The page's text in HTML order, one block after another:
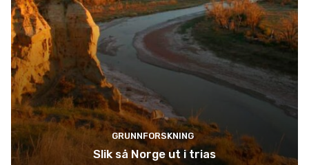
GRUNNFORSKNING
Slik så Norge ut i trias